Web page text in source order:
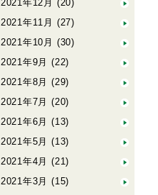
2021年12月 (20)
2021年11月 (27)
2021年10月 (30)
2021年9月 (22)
2021年8月 (29)
2021年7月 (20)
2021年6月 (13)
2021年5月 (13)
2021年4月 (21)
2021年3月 (15)